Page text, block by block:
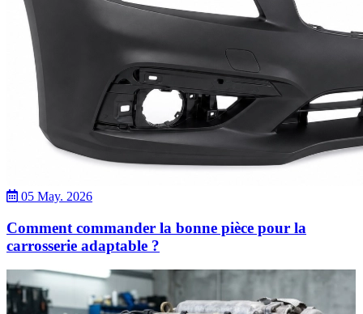
05 May. 2026
Comment commander la bonne pièce pour la
carrosserie adaptable ?